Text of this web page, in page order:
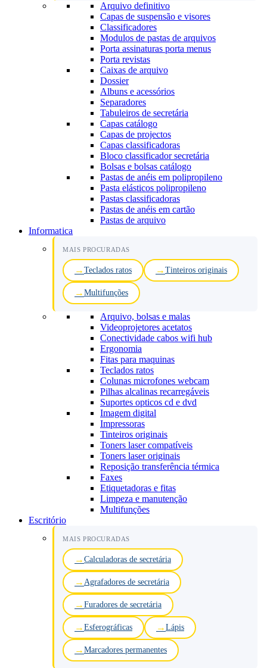
Arquivo definitivo
Capas de suspensão e visores
Classificadores
Modulos de pastas de arquivos
Porta assinaturas porta menus
Porta revistas
Caixas de arquivo
Dossier
Albuns e acessórios
Separadores
Tabuleiros de secretária
Capas catálogo
Capas de projectos
Capas classificadoras
Bloco classificador secretária
Bolsas e bolsas catálogo
Pastas de anéis em polipropileno
Pasta elásticos polipropileno
Pastas classificadoras
Pastas de anéis em cartão
Pastas de arquivo
Informatica
MAIS PROCURADAS
Teclados ratos Tinteiros originais
Multifunções
Arquivo, bolsas e malas
Videoprojetores acetatos
Conectividade cabos wifi hub
Ergonomia
Fitas para maquinas
Teclados ratos
Colunas microfones webcam
Pilhas alcalinas recarregáveis
Suportes opticos cd e dvd
Imagem digital
Impressoras
Tinteiros originais
Toners laser compatíveis
Toners laser originais
Reposição transferência térmica
Faxes
Etiquetadoras e fitas
Limpeza e manutenção
Multifunções
Escritório
MAIS PROCURADAS
Calculadoras de secretária
Agrafadores de secretária
Furadores de secretária
Esferográficas Lápis
Marcadores permanentes